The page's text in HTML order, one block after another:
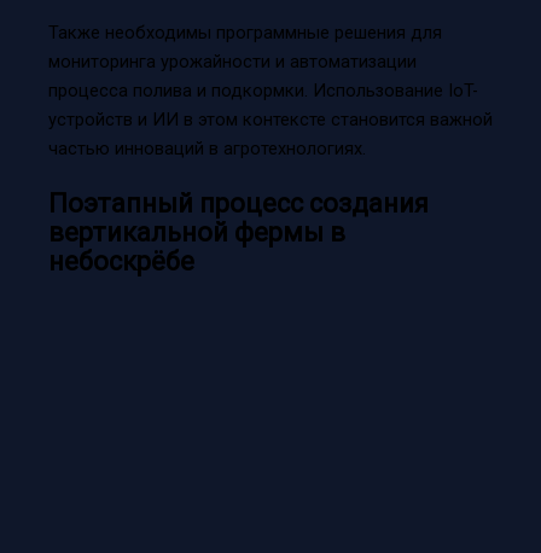
Также необходимы программные решения для
мониторинга урожайности и автоматизации
процесса полива и подкормки. Использование IoT-
устройств и ИИ в этом контексте становится важной
частью инноваций в агротехнологиях.
Поэтапный процесс создания
вертикальной фермы в
небоскрёбе